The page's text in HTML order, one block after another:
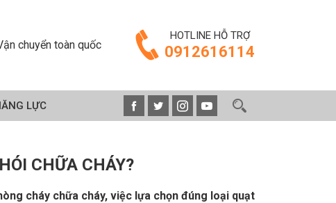
chuyển toàn quốc
HOTLINE HỖ TRỢ
0912616114
LỰC
CHỮA CHÁY?
cháy chữa cháy, việc lựa chọn đúng loại quạt